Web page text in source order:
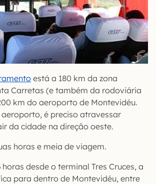
está a 180 km da zona
Carretas (e também da rodoviária
km do aeroporto de Montevidéu.
aeroporto, é preciso atravessar
da cidade na direção oeste.
horas e meia de viagem.
horas desde o terminal Tres Cruces, a
para dentro de Montevidéu, entre